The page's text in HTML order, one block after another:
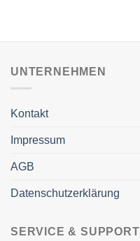
UNTERNEHMEN
Kontakt
Impressum
AGB
Datenschutzerklärung
SERVICE & SUPPORT